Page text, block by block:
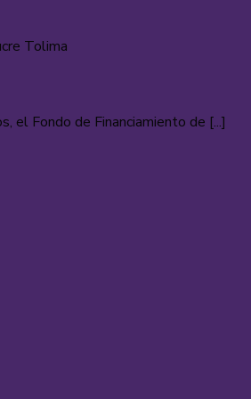
Tolima
el Fondo de Financiamiento de [...]